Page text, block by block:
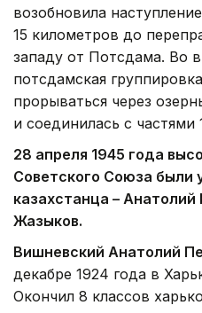
возобновила
15 километров до
западу от Потсдама. Во
потсдамская
прорываться через
и соединилась с частями
28 апреля 1945 года
Советского Союза были
казахстанца –
Жазыков.
Вишневский Анатолий
декабре 1924 года в
Окончил 8 классов